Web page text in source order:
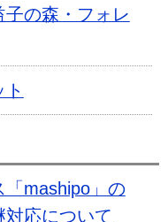
の森・フォレ
mashipo」の
応について